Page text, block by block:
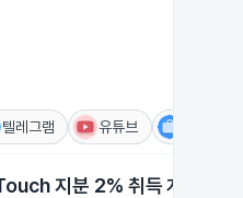
텔레그램 유튜브
지분 2% 취득 계약 발표